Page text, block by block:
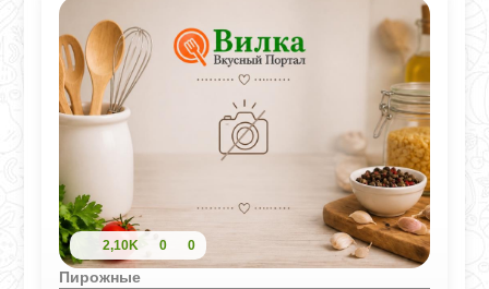
2,10K 0 0
Пирожные